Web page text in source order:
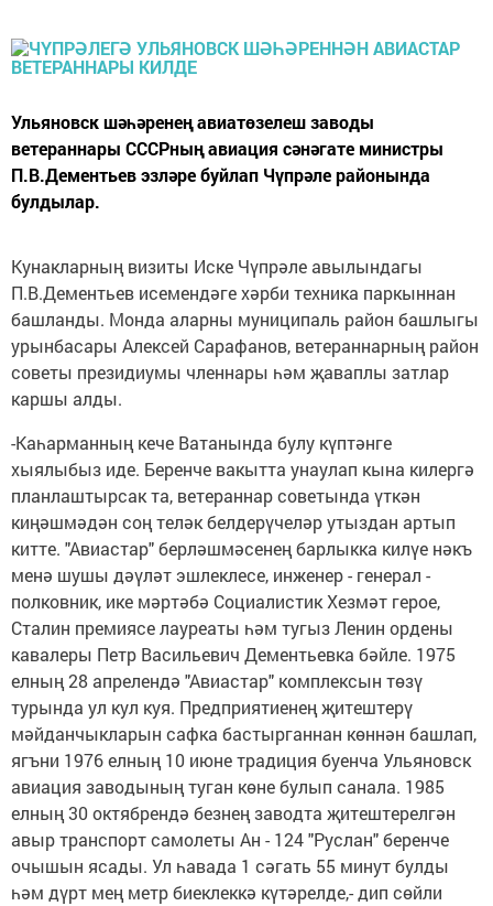
Ульяновск шәһәренең авиатөзелеш заводы
ветераннары СССРның авиация сәнәгате министры
П.В.Дементьев эзләре буйлап Чүпрәле районында
булдылар.
Кунакларның визиты Иске Чүпрәле авылындагы
П.В.Дементьев исемендәге хәрби техника паркыннан
башланды. Монда аларны муниципаль район башлыгы
урынбасары Алексей Сарафанов, ветераннарның район
советы президиумы членнары һәм җаваплы затлар
каршы алды.
-Каһарманның кече Ватанында булу күптәнге
хыялыбыз иде. Беренче вакытта унаулап кына килергә
планлаштырсак та, ветераннар советында үткән
киңәшмәдән соң теләк белдерүчеләр утыздан артып
китте. "Авиастар" берләшмәсенең барлыкка килүе нәкъ
менә шушы дәүләт эшлеклесе, инженер - генерал -
полковник, ике мәртәбә Социалистик Хезмәт герое,
Сталин премиясе лауреаты һәм тугыз Ленин ордены
кавалеры Петр Васильевич Дементьевка бәйле. 1975
елның 28 апрелендә "Авиастар" комплексын төзү
турында ул кул куя. Предприятиенең җитештерү
мәйданчыкларын сафка бастырганнан көннән башлап,
ягъни 1976 елның 10 июне традиция буенча Ульяновск
авиация заводының туган көне булып санала. 1985
елның 30 октябрендә безнең заводта җитештерелгән
авыр транспорт самолеты Ан - 124 "Руслан" беренче
очышын ясады. Ул һавада 1 сәгать 55 минут булды
һәм дүрт мең метр биеклеккә күтәрелде,- дип сөйли